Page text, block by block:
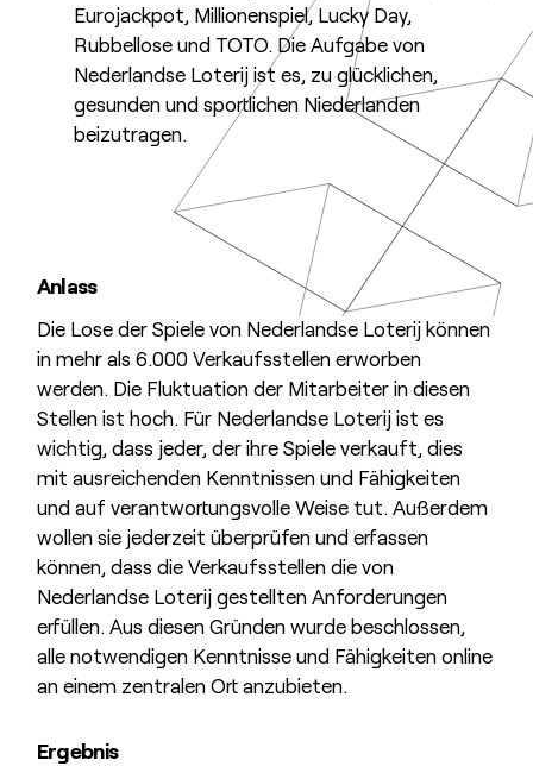
Eurojackpot, Millionenspiel, Lucky Day,
Rubbellose und TOTO. Die Aufgabe von
Nederlandse Loterij ist es, zu glücklichen,
gesunden und sportlichen Niederlanden
beizutragen.
Anlass
Die Lose der Spiele von Nederlandse Loterij können
in mehr als 6.000 Verkaufsstellen erworben
werden. Die Fluktuation der Mitarbeiter in diesen
Stellen ist hoch. Für Nederlandse Loterij ist es
wichtig, dass jeder, der ihre Spiele verkauft, dies
mit ausreichenden Kenntnissen und Fähigkeiten
und auf verantwortungsvolle Weise tut. Außerdem
wollen sie jederzeit überprüfen und erfassen
können, dass die Verkaufsstellen die von
Nederlandse Loterij gestellten Anforderungen
erfüllen. Aus diesen Gründen wurde beschlossen,
alle notwendigen Kenntnisse und Fähigkeiten online
an einem zentralen Ort anzubieten.
Ergebnis